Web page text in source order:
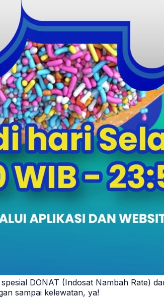
DONAT (Indosat Nambah Rate)
sampai kelewatan, ya!